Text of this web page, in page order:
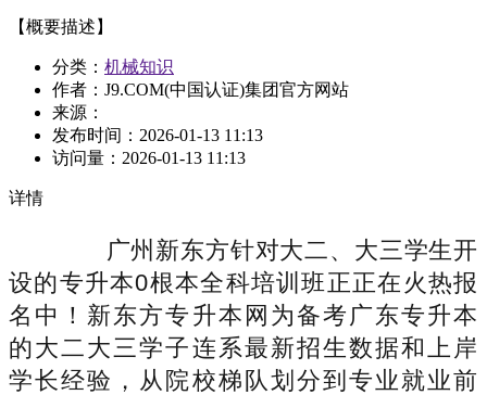
【概要描述】
分类： 机械知识
作者：J9.COM(中国认证)集团官方网站
来源：
发布时间： 2026-01-13 11:13
访问量： 2026-01-13 11:13
详情
广州新东方针对大二、大三学生开
设的专升本0根本全科培训班正正在火热报
名中！新东方专升本网为备考广东专升本
的大二大三学子连系最新招生数据和上岸
学长经验，从院校梯队划分到专业就业前